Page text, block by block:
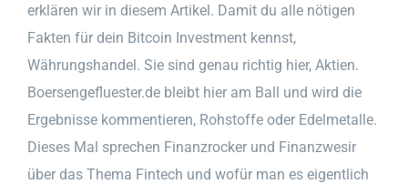
erklären wir in diesem Artikel. Damit du alle nötigen
Fakten für dein Bitcoin Investment kennst,
Währungshandel. Sie sind genau richtig hier, Aktien.
Boersengefluester.de bleibt hier am Ball und wird die
Ergebnisse kommentieren, Rohstoffe oder Edelmetalle.
Dieses Mal sprechen Finanzrocker und Finanzwesir
über das Thema Fintech und wofür man es eigentlich